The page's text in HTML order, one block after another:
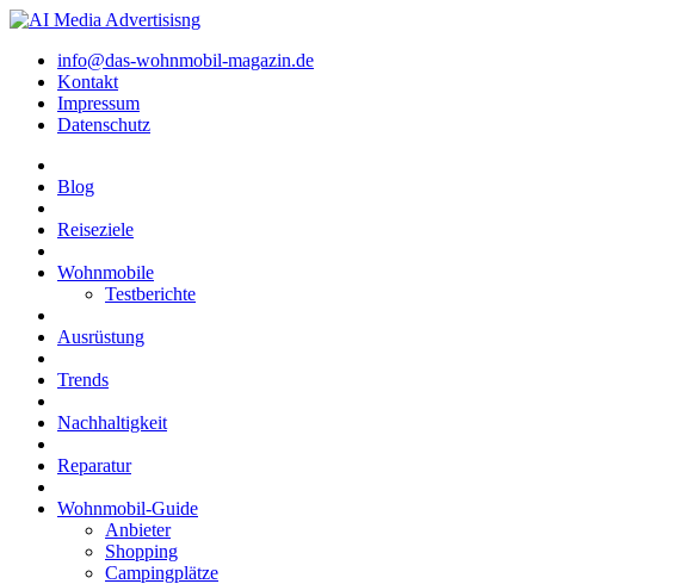
info@das-wohnmobil-magazin.de
Kontakt
Impressum
Datenschutz
Blog
Reiseziele
Wohnmobile
Testberichte
Ausrüstung
Trends
Nachhaltigkeit
Reparatur
Wohnmobil-Guide
Anbieter
Shopping
Campingplätze